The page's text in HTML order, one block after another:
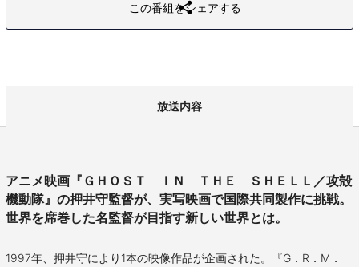
この番組をシェアする
放送内容
アニメ映画『ＧＨＯＳＴ ＩＮ ＴＨＥ ＳＨＥＬＬ／攻殻
機動隊』の押井守監督が、実写映画で国際共同製作に挑戦。
世界を席巻した名監督が目指す新しい世界とは。
1997年、押井守により1本の映像作品が企画された。『G．R．M．